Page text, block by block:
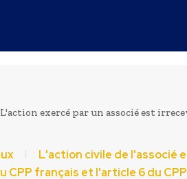
L'action exercé par un associé est
L'action civile de l'associé
français et l'article 6 du